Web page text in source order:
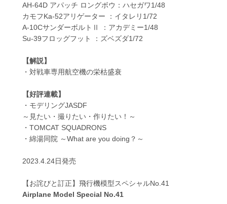
AH-64D アパッチ ロングボウ：ハセガワ1/48
カモフKa-52アリゲーター ：イタレリ1/72
A-10CサンダーボルトⅡ ：アカデミー1/48
Su-39フロッグフット ：ズベズダ1/72
【解説】
・対戦車専用航空機の栄枯盛衰
【好評連載】
・モデリングJASDF
～見たい・撮りたい・作りたい！～
・TOMCAT SQUADRONS
・綿湯同院 ～What are you doing？～
2023.4.24日発売
【お詫びと訂正】飛行機模型スペシャルNo.41
Airplane Model Special No.41